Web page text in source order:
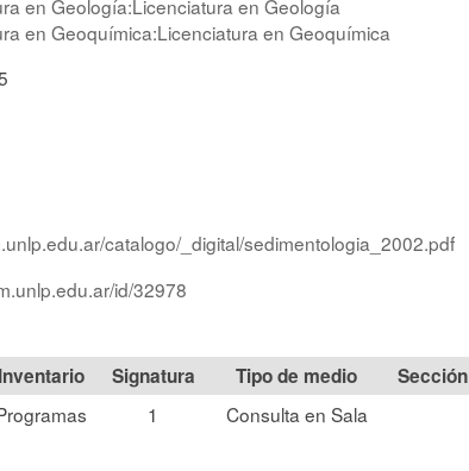
en Geología:Licenciatura en Geología
en Geoquímica:Licenciatura en Geoquímica
catalogo/_digital/sedimentologia_2002.pdf
id/32978
Signatura Tipo de medio Sección
1 Consulta en Sala